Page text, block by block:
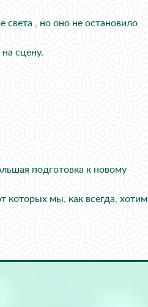
света , но оно не остановило
сцену.
подготовка к новому
которых мы, как всегда, хотим